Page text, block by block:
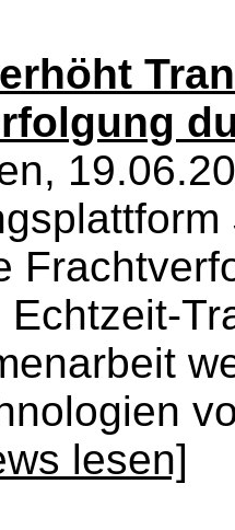
Echtzeit-
lesen]